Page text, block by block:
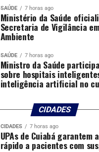
SAÚDE 7 horas ago
Ministério da Saúde
Secretaria de Vigilância
Ambiente
SAÚDE 7 horas ago
Ministro da Saúde
sobre hospitais
inteligência artificial no
CIDADES
CIDADES 7 horas ago
UPAs de Cuiabá garantem
rápido a pacientes com